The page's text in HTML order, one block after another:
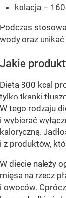
kolacja –
Podczas
wody oraz
Jakie
Dieta 800 kcal
tylko tkanki
W tego rodzaju
i wybierać
kaloryczną.
i z produktów,
W diecie należy
mięsa na rzecz
i owoców.